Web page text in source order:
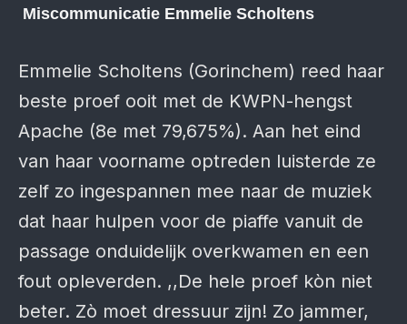
Miscommunicatie Emmelie Scholtens
Emmelie Scholtens (Gorinchem) reed haar
beste proef ooit met de KWPN-hengst
Apache (8e met 79,675%). Aan het eind
van haar voorname optreden luisterde ze
zelf zo ingespannen mee naar de muziek
dat haar hulpen voor de piaffe vanuit de
passage onduidelijk overkwamen en een
fout opleverden. ,,De hele proef kòn niet
beter. Zò moet dressuur zijn! Zo jammer,